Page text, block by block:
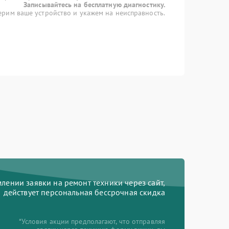
Записывайтесь на бесплатную диагностику.
ваше устройство и укажем на неисправность.
заявки на ремонт техники через сайт,
действует персональная бессрочная скидка
*Условия акции предполагают, что отправляя